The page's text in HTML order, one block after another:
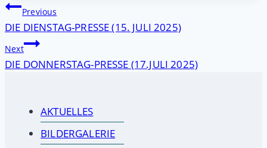
Beitragsnavigation
Previous
DIE DIENSTAG-PRESSE (15. JULI 2025)
Next
DIE DONNERSTAG-PRESSE (17.JULI 2025)
AKTUELLES
BILDERGALERIE